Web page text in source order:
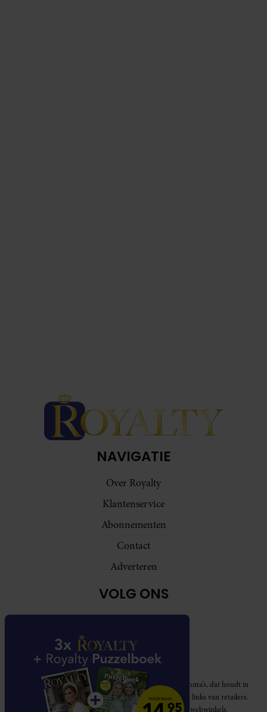
NAVIGATIE
Over Royalty
Klantenservice
Abonnementen
Contact
Adverteren
VOLG ONS
Royalty participeert in diverse affiliate marketing programma’s, dat houdt in
dat Royalty commissies ontvangt voor aankopen middels links van retailers.
Deze website wordt niet gesponsord door de genoemde webwinkels.